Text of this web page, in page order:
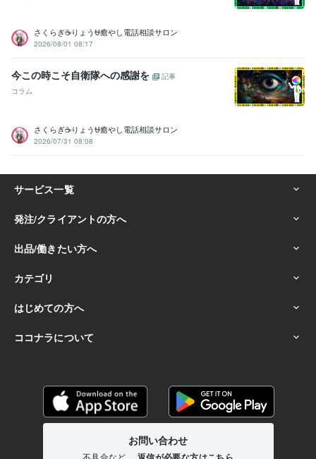
さくらぎ☕りょう⛎癒やし電話相談サロン
2026/08/01 08:17
今この時こそ自衛隊への感謝を
記事
コラム
さくらぎ☕りょう⛎癒やし電話相談サロン
2026/07/31 08:08